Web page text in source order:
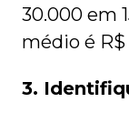
30.000 em
médio é R$
3.